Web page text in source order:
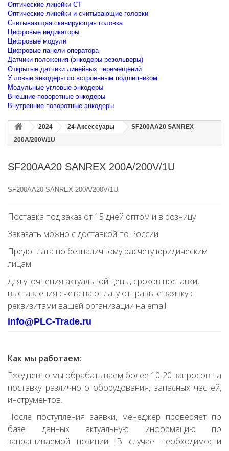
Оптические линейки CT
Оптические линейки и считывающие головки
Считывающая сканирующая головка
Цифровые индикаторы
Цифровые модули
Цифровые панели оператора
Датчики положения (энкодеры резольверы)
Открытые датчики линейных перемещений
Угловые энкодеры со встроенным подшипником
Модульные угловые энкодеры
Внешние поворотные энкодеры
Внутренние поворотные энкодеры
2024 24-Аксессуары
SF200AA20 SANREX
200A/200V/1U
SF200AA20 SANREX 200A/200V/1U
SF200AA20 SANREX 200A/200V/1U
Поставка под заказ от 15 дней оптом и в розницу
Заказать можно с доставкой по России
Предоплата по безналичному расчету юридическим
лицам
Для уточнения актуальной цены, сроков поставки,
выставления счета на оплату отправьте заявку с
реквизитами вашей организации на email
info@PLC-Trade.ru
Как мы работаем:
Ежедневно мы обрабатываем более 10-20 запросов на
поставку различного оборудования, запасных частей,
инструментов.
После поступления заявки, менеджер проверяет по
базе данных актуальную информацию по
запрашиваемой позиции. В случае необходимости